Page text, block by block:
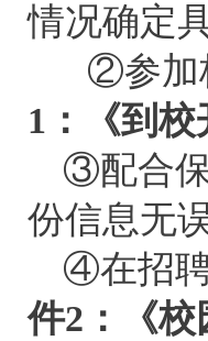
情况确
②参加校
1：《到
③配合
份信息无
④在招
件2：《